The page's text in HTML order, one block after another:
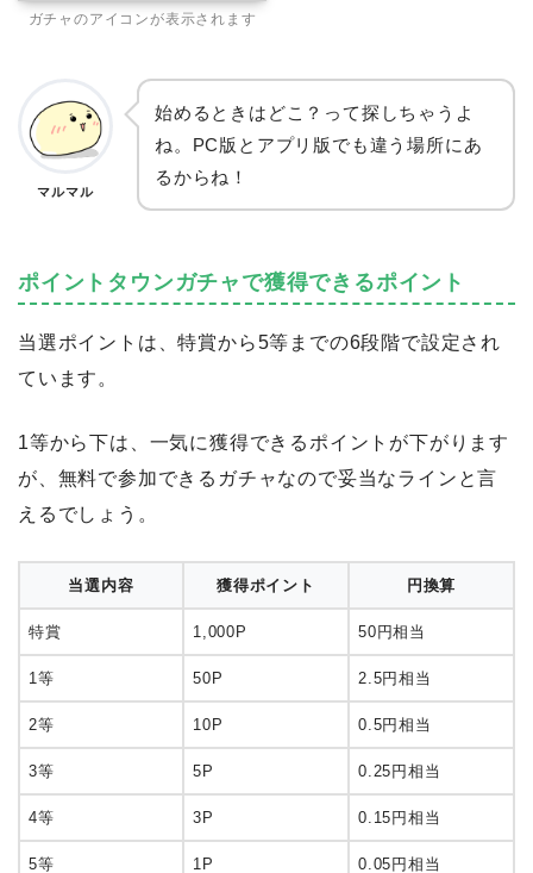
ガチャのアイコンが表示されます
マルマル
始めるときはどこ？って探しちゃうよ
ね。PC版とアプリ版でも違う場所にあ
るからね！
ポイントタウンガチャで獲得できるポイント
当選ポイントは、特賞から5等までの6段階で設定され
ています。
1等から下は、一気に獲得できるポイントが下がります
が、無料で参加できるガチャなので妥当なラインと言
えるでしょう。
当選内容 獲得ポイント 円換算
特賞 1,000P 50円相当
1等 50P 2.5円相当
2等 10P 0.5円相当
3等 5P 0.25円相当
4等 3P 0.15円相当
5等 1P 0.05円相当